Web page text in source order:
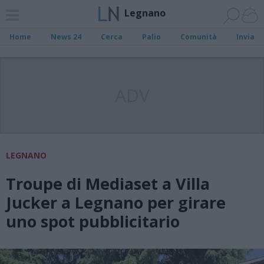
Legnano
Home News 24 Cerca Palio Comunità Invia
LEGNANO
Troupe di Mediaset a Villa
Jucker a Legnano per girare
uno spot pubblicitario